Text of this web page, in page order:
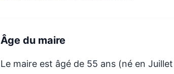
Âge du maire
Le maire est âgé de 55 ans (né en Juillet